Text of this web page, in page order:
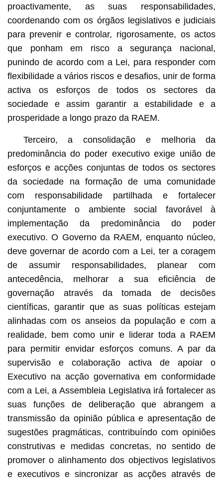
proactivamente, as suas responsabilidades,
coordenando com os órgãos legislativos e judiciais
para prevenir e controlar, rigorosamente, os actos
que ponham em risco a segurança nacional,
punindo de acordo com a Lei, para responder com
flexibilidade a vários riscos e desafios, unir de forma
activa os esforços de todos os sectores da
sociedade e assim garantir a estabilidade e a
prosperidade a longo prazo da RAEM.
Terceiro, a consolidação e melhoria da
predominância do poder executivo exige união de
esforços e acções conjuntas de todos os sectores
da sociedade na formação de uma comunidade
com responsabilidade partilhada e fortalecer
conjuntamente o ambiente social favorável à
implementação da predominância do poder
executivo. O Governo da RAEM, enquanto núcleo,
deve governar de acordo com a Lei, ter a coragem
de assumir responsabilidades, planear com
antecedência, melhorar a sua eficiência de
governação através da tomada de decisões
científicas, garantir que as suas políticas estejam
alinhadas com os anseios da população e com a
realidade, bem como unir e liderar toda a RAEM
para permitir envidar esforços comuns. A par da
supervisão e colaboração activa de apoiar o
Executivo na acção governativa em conformidade
com a Lei, a Assembleia Legislativa irá fortalecer as
suas funções de deliberação que abrangem a
transmissão da opinião pública e apresentação de
sugestões pragmáticas, contribuíndo com opiniões
construtivas e medidas concretas, no sentido de
promover o alinhamento dos objectivos legislativos
e executivos e sincronizar as acções através de